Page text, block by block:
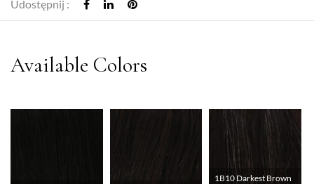
Udostępnij :
1B10 Darkest Brown